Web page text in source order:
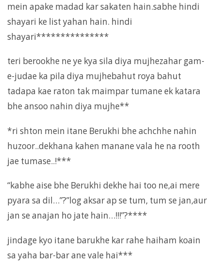
mein apake madad kar sakaten hain.sabhe hindi
shayari ke list yahan hain. hindi
shayari***************
teri berookhe ne ye kya sila diya mujhezahar gam-
e-judae ka pila diya mujhebahut roya bahut
tadapa kae raton tak maimpar tumane ek katara
bhe ansoo nahin diya mujhe**
*ri shton mein itane Berukhi bhe achchhe nahin
huzoor..dekhana kahen manane vala he na rooth
jae tumase..!***
“kabhe aise bhe Berukhi dekhe hai too ne,ai mere
pyara sa dil…”?”log aksar ap se tum, tum se jan,aur
jan se anajan ho jate hain…!!!”?****
jindage kyo itane barukhe kar rahe haiham koain
sa yaha bar-bar ane vale hai***